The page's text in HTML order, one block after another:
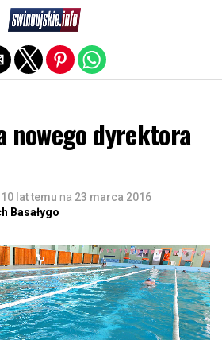
nowego dyrektora
10 lat temu na 23 marca 2016
Basałygo
mobile version